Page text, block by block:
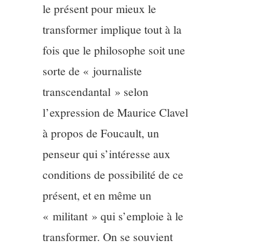
le présent pour mieux le
transformer implique tout à la
fois que le philosophe soit une
sorte de « journaliste
transcendantal » selon
l’expression de Maurice Clavel
à propos de Foucault, un
penseur qui s’intéresse aux
conditions de possibilité de ce
présent, et en même un
« militant » qui s’emploie à le
transformer. On se souvient